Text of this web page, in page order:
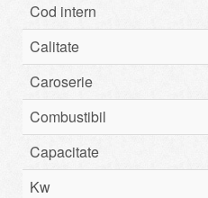
Cod intern
Calitate
Caroserie
Combustibil
Capacitate
Kw